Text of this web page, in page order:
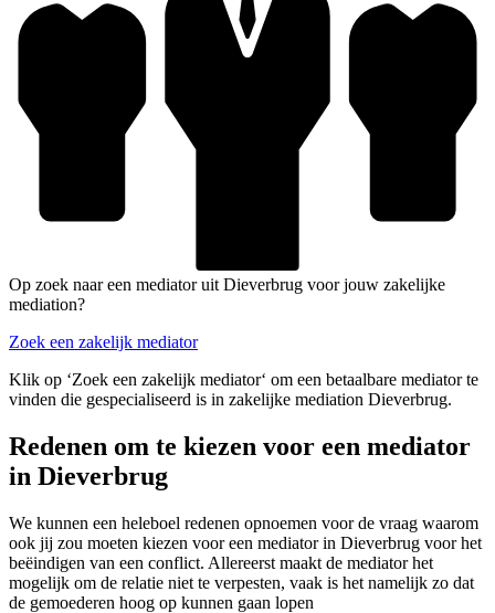
Op zoek naar een mediator uit Dieverbrug voor jouw zakelijke
mediation?
Zoek een zakelijk mediator
Klik op ‘Zoek een zakelijk mediator‘ om een betaalbare mediator te
vinden die gespecialiseerd is in zakelijke mediation Dieverbrug.
Redenen om te kiezen voor een mediator
in Dieverbrug
We kunnen een heleboel redenen opnoemen voor de vraag waarom
ook jij zou moeten kiezen voor een mediator in Dieverbrug voor het
beëindigen van een conflict. Allereerst maakt de mediator het
mogelijk om de relatie niet te verpesten, vaak is het namelijk zo dat
de gemoederen hoog op kunnen gaan lopen